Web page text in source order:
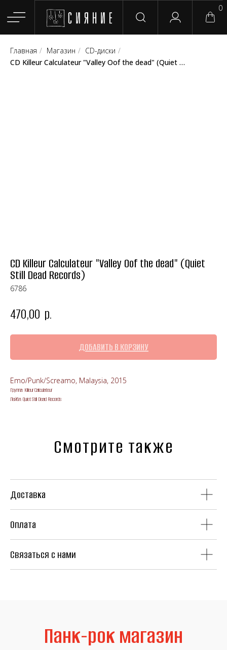
Главная Магазин Группы
Главная / Магазин / CD-диски /
CD Killeur Calculateur "Valley Oof the dead" (Quiet Still Dead Records)
CD Killeur Calculateur "Valley Oof the dead" (Quiet
Still Dead Records)
6786
470,00 р.
ДОБАВИТЬ В КОРЗИНУ
Emo/Punk/Screamo, Malaysia, 2015
Группа: Killeur Calculateur
Лейбл: Quiet Still Dead Records
Смотрите также
Доставка
Оплата
Связаться с нами
Панк-рок магазин